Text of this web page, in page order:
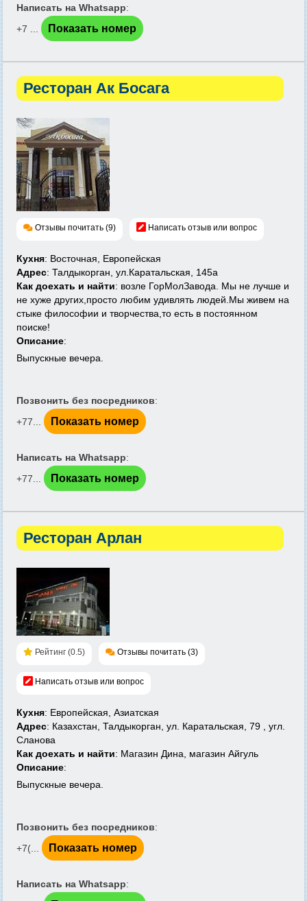
Написать на Whatsapp:
+7 ...
Показать номер
Ресторан Ак Босага
Отзывы почитать (9) Написать отзыв или вопрос
Кухня: Восточная, Европейская
Адрес: Талдыкорган, ул.Каратальская, 145а
Как доехать и найти: возле ГорМолЗавода. Мы не лучше и
не xуже другиx,просто любим удивлять людей.Мы живем на
стыке философии и творчества,то есть в постоянном
поиске!
Описание:
Выпускные вечера.
Позвонить без посредников:
+77...
Показать номер
Написать на Whatsapp:
+77...
Показать номер
Ресторан Арлан
Рейтинг (0.5) Отзывы почитать (3)
Написать отзыв или вопрос
Кухня: Европейская, Азиатская
Адрес: Казахстан, Талдыкорган, ул. Каратальская, 79 , угл.
Сланова
Как доехать и найти: Магазин Дина, магазин Айгуль
Описание:
Выпускные вечера.
Позвонить без посредников:
+7(...
Показать номер
Написать на Whatsapp: